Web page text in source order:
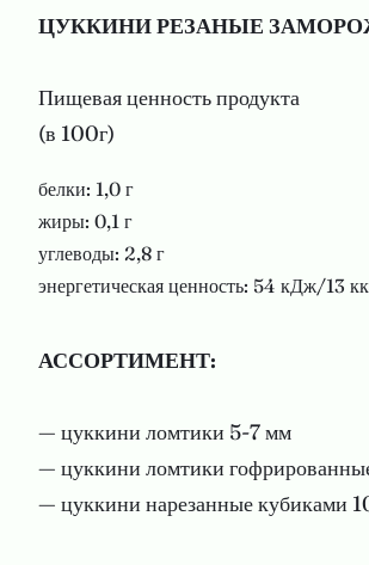
ЦУККИНИ РЕЗАНЫЕ
Пищевая ценность продукта
(в 100г)
белки: 1,0 г
жиры: 0,1 г
углеводы: 2,8 г
энергетическая ценность: 54 кДж/13
АССОРТИМЕНТ:
— цуккини ломтики 5-7 мм
— цуккини ломтики
— цуккини нарезанные кубиками